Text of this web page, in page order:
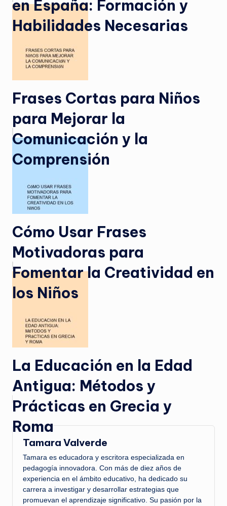
en España: Formación y
Habilidades Necesarias
Frases Cortas para Niños
para Mejorar la
Comunicación y la
Comprensión
Cómo Usar Frases
Motivadoras para
Fomentar la Creatividad en
los Niños
La Educación en la Edad
Antigua: Métodos y
Prácticas en Grecia y
Roma
Tamara Valverde
Tamara es educadora y escritora especializada en
pedagogía innovadora. Con más de diez años de
experiencia en el ámbito educativo, ha dedicado su
carrera a investigar y desarrollar estrategias que
promuevan el aprendizaje significativo. Su pasión por la